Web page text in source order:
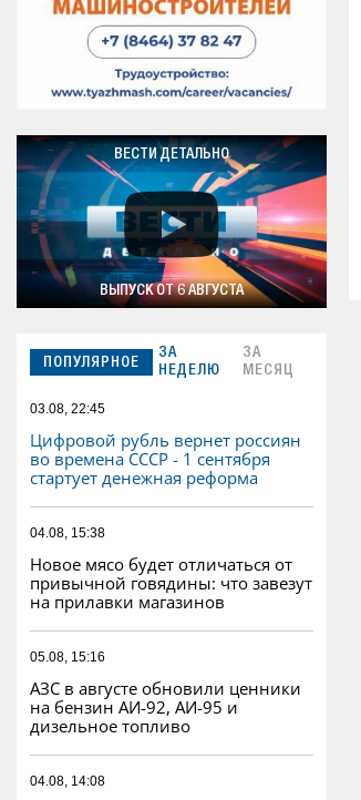
ВЕСТИ ДЕТАЛЬНО
ВЫПУСК ОТ 6 АВГУСТА
ПОПУЛЯРНОЕ
ЗА
НЕДЕЛЮ
ЗА
МЕСЯЦ
03.08, 22:45
Цифровой рубль вернет россиян
во времена СССР - 1 сентября
стартует денежная реформа
04.08, 15:38
Новое мясо будет отличаться от
привычной говядины: что завезут
на прилавки магазинов
05.08, 15:16
АЗС в августе обновили ценники
на бензин АИ-92, АИ-95 и
дизельное топливо
04.08, 14:08